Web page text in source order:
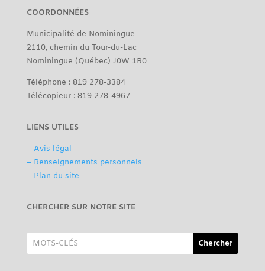
COORDONNÉES
Municipalité de Nominingue
2110, chemin du Tour-du-Lac
Nominingue (Québec) J0W 1R0
Téléphone : 819 278-3384
Télécopieur : 819 278-4967
LIENS UTILES
– Avis légal
– Renseignements personnels
– Plan du site
CHERCHER SUR NOTRE SITE